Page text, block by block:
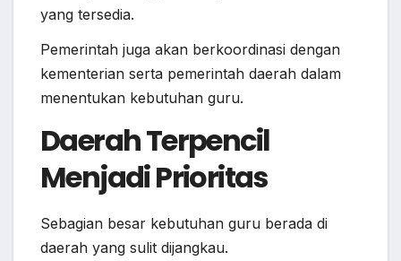
yang tersedia.
Pemerintah juga akan berkoordinasi dengan
kementerian serta pemerintah daerah dalam
menentukan kebutuhan guru.
Daerah Terpencil
Menjadi Prioritas
Sebagian besar kebutuhan guru berada di
daerah yang sulit dijangkau.